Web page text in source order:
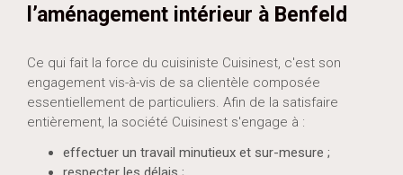
l’aménagement intérieur à Benfeld
Ce qui fait la force du cuisiniste Cuisinest, c'est son
engagement vis-à-vis de sa clientèle composée
essentiellement de particuliers. Afin de la satisfaire
entièrement, la société Cuisinest s'engage à :
effectuer un travail minutieux et sur-mesure ;